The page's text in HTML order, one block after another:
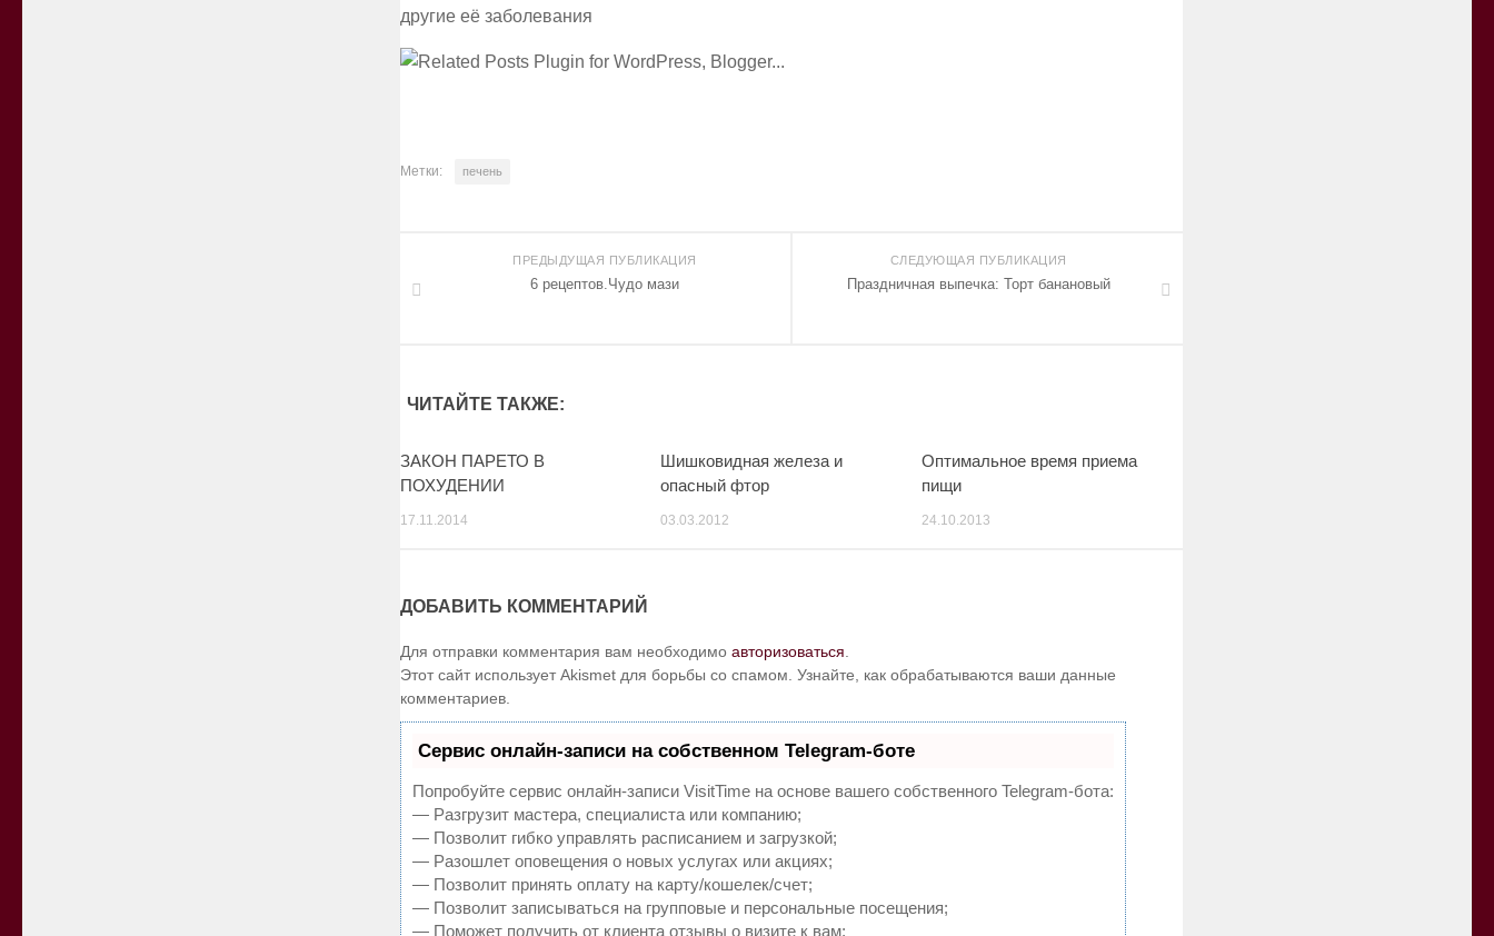
другие её заболевания
Метки: печень
СЛЕДУЮЩАЯ ПУБЛИКАЦИЯ
Праздничная выпечка: Торт банановый
ПРЕДЫДУЩАЯ ПУБЛИКАЦИЯ
6 рецептов.Чудо мази
ЧИТАЙТЕ ТАКЖЕ:
ЗАКОН ПАРЕТО В
ПОХУДЕНИИ
17.11.2014
Шишковидная железа и
опасный фтор
03.03.2012
Оптимальное время приема
пищи
24.10.2013
ДОБАВИТЬ КОММЕНТАРИЙ
Для отправки комментария вам необходимо авторизоваться
Этот сайт использует Akismet для борьбы со спамом. Узнайте, как обрабатываются ваши данные
комментариев.
Сервис онлайн-записи на собственном Telegram-боте
Попробуйте сервис онлайн-записи VisitTime на основе вашего собственного Telegram-бота:
— Разгрузит мастера, специалиста или компанию;
— Позволит гибко управлять расписанием и загрузкой;
— Разошлет оповещения о новых услугах или акциях;
— Позволит принять оплату на карту/кошелек/счет;
— Позволит записываться на групповые и персональные посещения;
— Поможет получить от клиента отзывы о визите к вам;